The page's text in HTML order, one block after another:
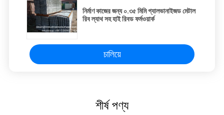
নির্মাণ কাজের জন্য ০.৩৫ মিমি গ্যালভানাইজড মেটাল
রিব ল্যাথ সহ হাই রিবড ফর্মওয়ার্ক
চালিয়ে
শীর্ষ পণ্য